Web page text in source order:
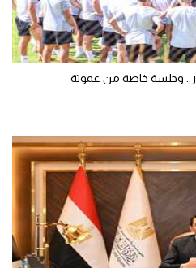
وجلسة خاصة من عموتة